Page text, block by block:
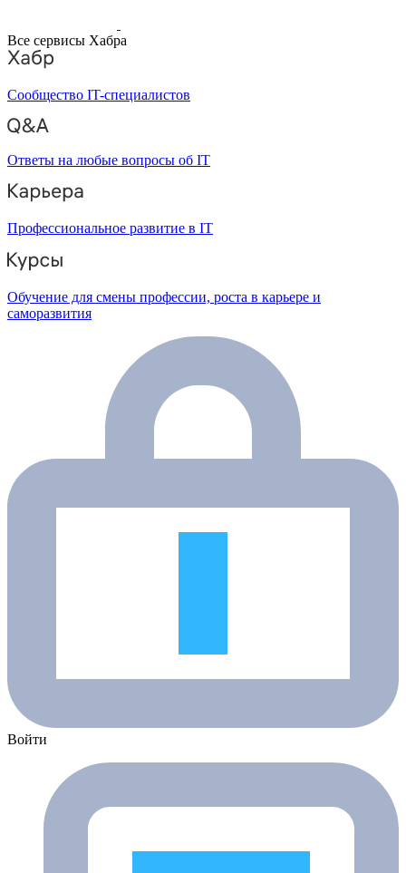
Все сервисы Хабра
Сообщество IT-специалистов
Ответы на любые вопросы об IT
Профессиональное развитие в IT
Обучение для смены профессии, роста в карьере и
саморазвития
Войти